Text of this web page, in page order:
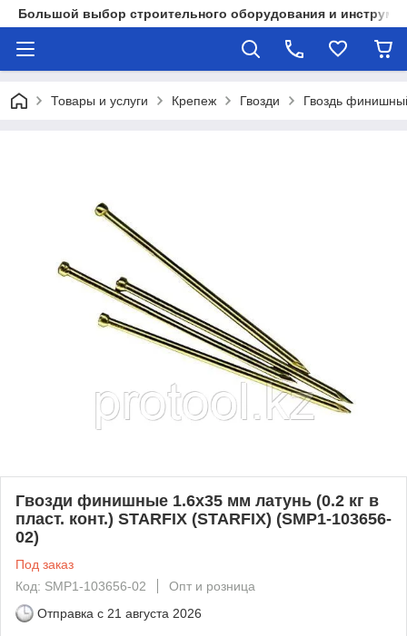
Большой выбор строительного оборудования и
Товары и услуги Крепеж Гвозди Гвоздь
Гвозди финишные 1.6х35 мм латунь (0.2 кг в
пласт. конт.) STARFIX (STARFIX) (SMP1-103656-
02)
Под заказ
Код: SMP1-103656-02
Опт и розница
Отправка с 21 августа 2026